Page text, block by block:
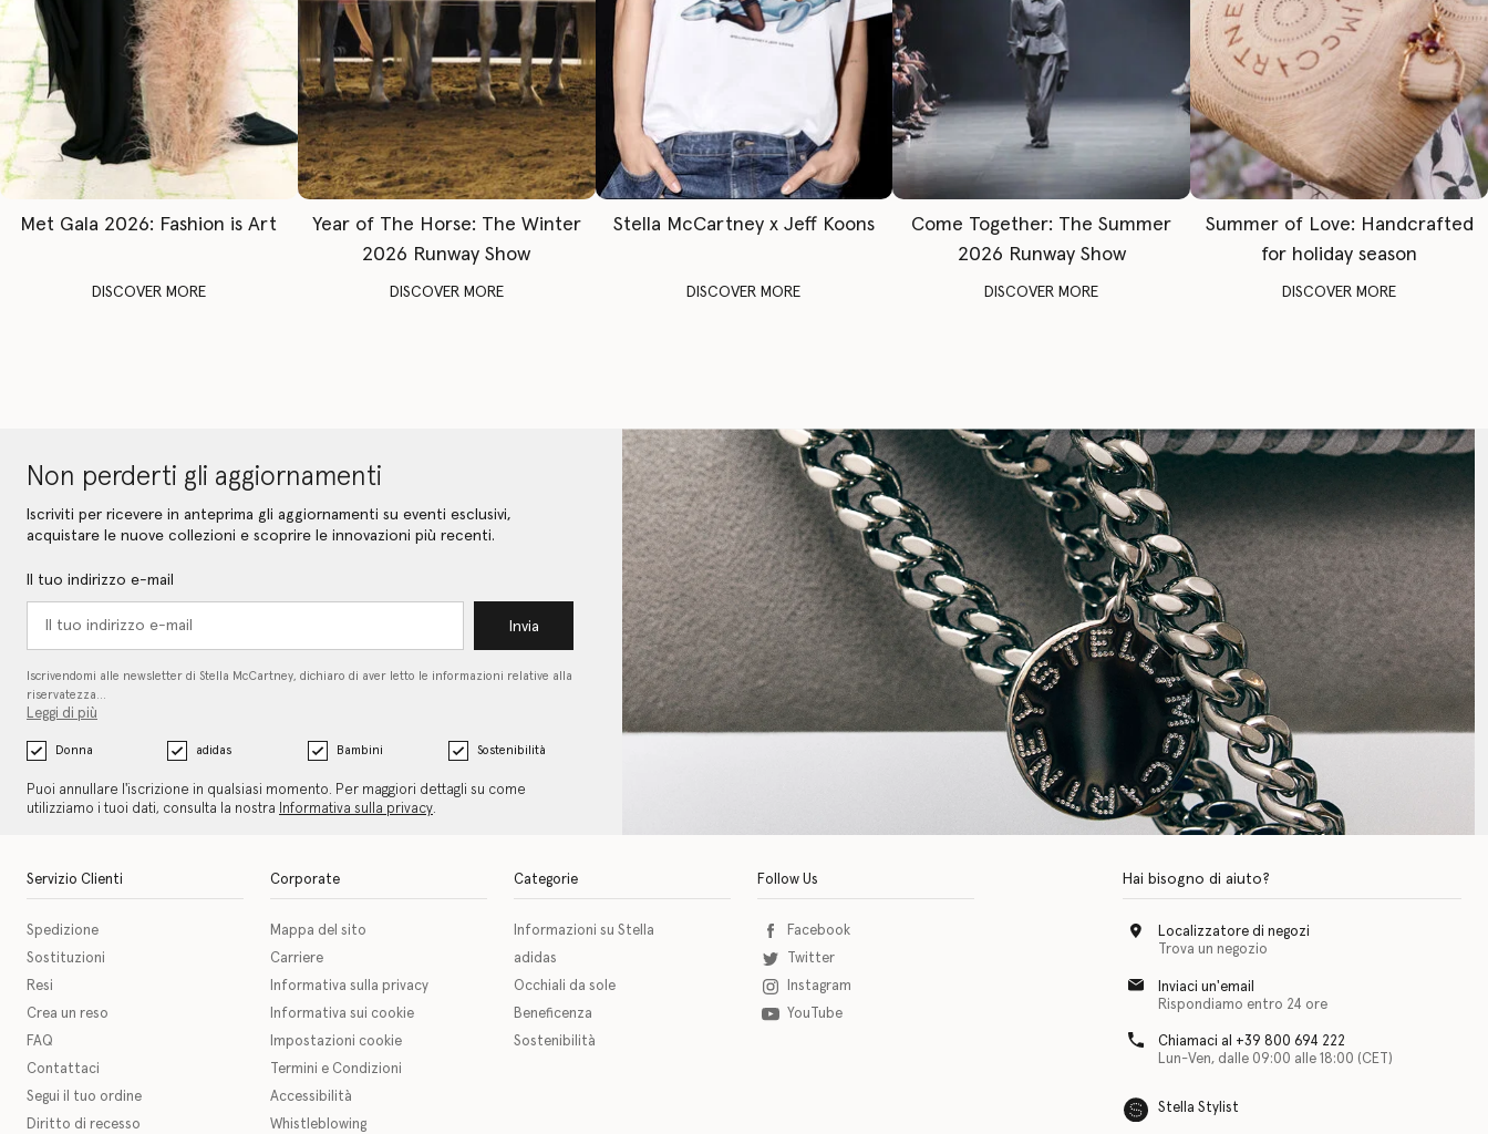
Met Gala 2026: Fashion is Art
DISCOVER MORE
Year of The Horse: The Winter
2026 Runway Show
DISCOVER MORE
Stella McCartney x Jeff Koons
DISCOVER MORE
Come Together: The Summer
2026 Runway Show
DISCOVER MORE
Summer of Love: Handcrafted
for holiday season
DISCOVER MORE
Non perderti gli aggiornamenti
Iscriviti per ricevere in anteprima gli aggiornamenti su eventi esclusivi,
acquistare le nuove collezioni e scoprire le innovazioni più recenti.
Il tuo indirizzo e-mail
Invia
Iscrivendomi alle newsletter di Stella McCartney, dichiaro di aver letto le informazioni relative alla
riservatezza…
Leggi di più
Donna adidas Bambini Sostenibilità
Puoi annullare l'iscrizione in qualsiasi momento. Per maggiori dettagli su come
utilizziamo i tuoi dati, consulta la nostra
Informativa sulla privacy.
Servizio Clienti
Spedizione
Sostituzioni
Resi
Crea un reso
FAQ
Contattaci
Segui il tuo ordine
Diritto di recesso
Corporate
Mappa del sito
Carriere
Informativa sulla privacy
Informativa sui cookie
Impostazioni cookie
Termini e Condizioni
Accessibilità
Whistleblowing
Categorie
Informazioni su Stella
adidas
Occhiali da sole
Beneficenza
Sostenibilità
Follow Us
Facebook
Twitter
Instagram
YouTube
Hai bisogno di aiuto?
Localizzatore di negozi
Trova un negozio
Inviaci un'email
Rispondiamo entro 24 ore
Chiamaci al +39 800 694 222
Lun-Ven, dalle 09:00 alle 18:00 (CET)
Stella Stylist